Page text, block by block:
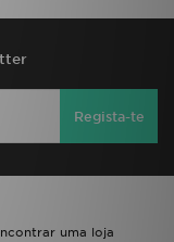
Regista-te
uma loja